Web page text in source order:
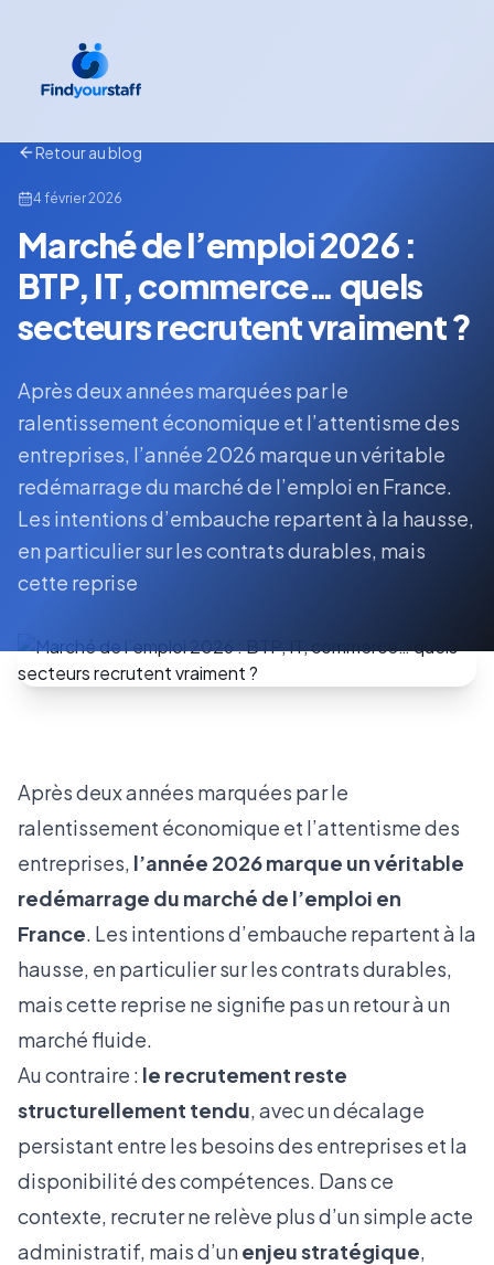
Retour au blog
4 février 2026
Marché de l’emploi 2026 :
BTP, IT, commerce… quels
secteurs recrutent vraiment ?
Après deux années marquées par le
ralentissement économique et l’attentisme des
entreprises, l’année 2026 marque un véritable
redémarrage du marché de l’emploi en France.
Les intentions d’embauche repartent à la hausse,
en particulier sur les contrats durables, mais
cette reprise
Après deux années marquées par le
ralentissement économique et l’attentisme des
entreprises, l’année 2026 marque un véritable
redémarrage du marché de l’emploi en
France. Les intentions d’embauche repartent à la
hausse, en particulier sur les contrats durables,
mais cette reprise ne signifie pas un retour à un
marché fluide.
Au contraire : le recrutement reste
structurellement tendu, avec un décalage
persistant entre les besoins des entreprises et la
disponibilité des compétences. Dans ce
contexte, recruter ne relève plus d’un simple acte
administratif, mais d’unenjeu stratégique,